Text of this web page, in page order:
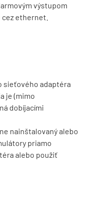
výstupom
ethernet.
sieťového adaptéra
je (mimo
dobíjacími
nainštalovaný alebo
priamo
alebo použiť